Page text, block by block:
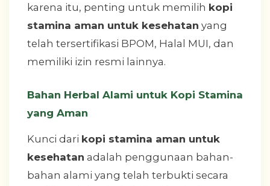
karena itu, penting untuk memilih kopi
stamina aman untuk kesehatan yang
telah tersertifikasi BPOM, Halal MUI, dan
memiliki izin resmi lainnya.
Bahan Herbal Alami untuk Kopi Stamina
yang Aman
Kunci dari kopi stamina aman untuk
kesehatan adalah penggunaan bahan-
bahan alami yang telah terbukti secara